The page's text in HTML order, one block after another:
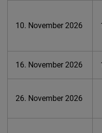
10. November 2026
16. November 2026
26. November 2026